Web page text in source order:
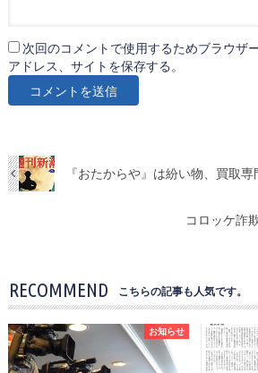
次回のコメントで使用するためブラウザ
アドレス、サイトを保存する。
『おたからや』は紛い物、買取
コロッケ詐
RECOMMEND こちらの記事も人気です。
お知らせ